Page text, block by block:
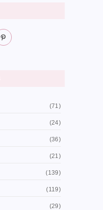
(71)
(24)
(36)
(21)
(139)
(119)
(29)